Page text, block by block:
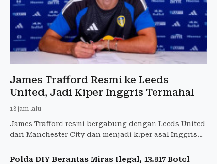
James Trafford Resmi ke Leeds
United, Jadi Kiper Inggris Termahal
18 jam lalu
James Trafford resmi bergabung dengan Leeds United
dari Manchester City dan menjadi kiper asal Inggris
Polda DIY Berantas Miras Ilegal, 13.817 Botol